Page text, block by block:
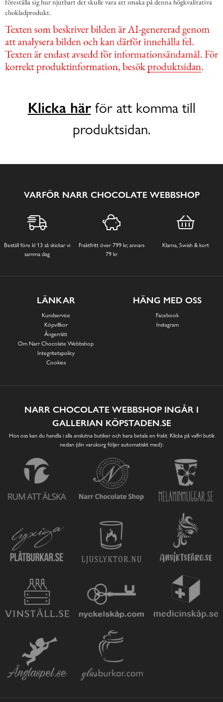
chokladprodukt.
Klicka härför att komma till
produktsidan.
VARFÖR NARR CHOCOLATE WEBBSHOP
Beställ före kl 13 så skickar vi
samma dag
Fraktfritt över 799 kr, annars
79 kr
Klarna, Swish & kort
LÄNKAR
Kundservice
Köpvillkor
Ångerrätt
Om Narr Chocolate Webbshop
Integritetspolicy
Cookies
HÄNG MED OSS
Facebook
Instagram
NARR CHOCOLATE WEBBSHOP INGÅR I
GALLERIAN KÖPSTADEN.SE
Hos oss kan du handla i alla anslutna butiker och bara betala en frakt. Klicka på valfri butik
nedan (din varukorg följer automatiskt med):